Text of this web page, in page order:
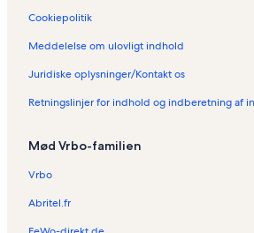
Cookiepolitik
Meddelelse om ulovligt indhold
Juridiske oplysninger/Kontakt os
Retningslinjer for indhold og indberetning af
Mød Vrbo-familien
Vrbo
Abritel.fr